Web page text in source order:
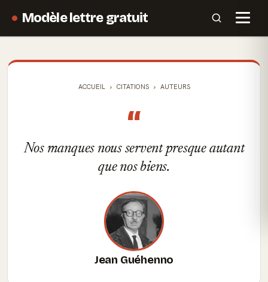
Modèle lettre gratuit
ACCUEIL CITATIONS AUTEURS
“
Nos manques nous servent presque autant
que nos biens.
Jean Guéhenno